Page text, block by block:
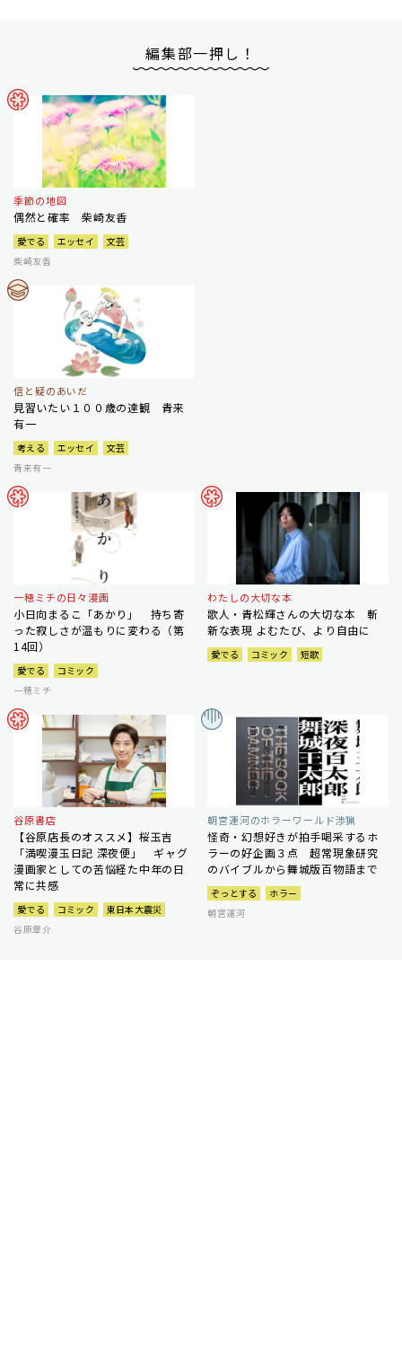
編集部一押し！
季節の地図
偶然と確率 柴崎友香
愛でる エッセイ
文芸
柴崎友香
信と疑のあいだ
見習いたい１００歳の達観 青来
有一
考える エッセイ
文芸
青来有一
一穂ミチの日々漫画
小日向まるこ「あかり」 持ち寄
った寂しさが温もりに変わる（第
14回）
愛でる
コミック
一穂ミチ
わたしの大切な本
歌人・青松輝さんの大切な本 斬
新な表現 よむたび、より自由に
愛でる コミック 短歌
谷原書店
【谷原店長のオススメ】桜玉吉
「満喫漫玉日記 深夜便」 ギャグ
漫画家としての苦悩経た中年の日
常に共感
愛でる コミック
東日本大震災
谷原章介
朝宮運河のホラーワールド渉猟
怪奇・幻想好きが拍手喝采するホ
ラーの好企画３点 超常現象研究
のバイブルから舞城版百物語まで
ぞっとする
ホラー
朝宮運河